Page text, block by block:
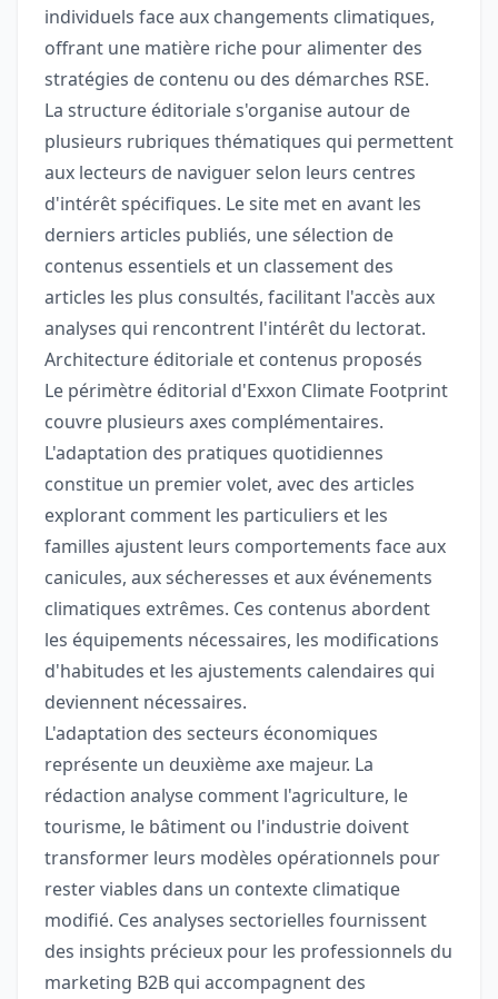
individuels face aux changements climatiques,
offrant une matière riche pour alimenter des
stratégies de contenu ou des démarches RSE.
La structure éditoriale s'organise autour de
plusieurs rubriques thématiques qui permettent
aux lecteurs de naviguer selon leurs centres
d'intérêt spécifiques. Le site met en avant les
derniers articles publiés, une sélection de
contenus essentiels et un classement des
articles les plus consultés, facilitant l'accès aux
analyses qui rencontrent l'intérêt du lectorat.
Architecture éditoriale et contenus proposés
Le périmètre éditorial d'Exxon Climate Footprint
couvre plusieurs axes complémentaires.
L'adaptation des pratiques quotidiennes
constitue un premier volet, avec des articles
explorant comment les particuliers et les
familles ajustent leurs comportements face aux
canicules, aux sécheresses et aux événements
climatiques extrêmes. Ces contenus abordent
les équipements nécessaires, les modifications
d'habitudes et les ajustements calendaires qui
deviennent nécessaires.
L'adaptation des secteurs économiques
représente un deuxième axe majeur. La
rédaction analyse comment l'agriculture, le
tourisme, le bâtiment ou l'industrie doivent
transformer leurs modèles opérationnels pour
rester viables dans un contexte climatique
modifié. Ces analyses sectorielles fournissent
des insights précieux pour les professionnels du
marketing B2B qui accompagnent des